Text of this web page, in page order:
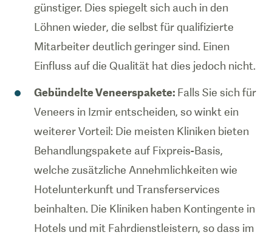
günstiger. Dies spiegelt sich auch in den
Löhnen wieder, die selbst für qualifizierte
Mitarbeiter deutlich geringer sind. Einen
Einfluss auf die Qualität hat dies jedoch nicht.
Gebündelte Veneerspakete: Falls Sie sich für
Veneers in Izmir entscheiden, so winkt ein
weiterer Vorteil: Die meisten Kliniken bieten
Behandlungspakete auf Fixpreis-Basis,
welche zusätzliche Annehmlichkeiten wie
Hotelunterkunft und Transferservices
beinhalten. Die Kliniken haben Kontingente in
Hotels und mit Fahrdienstleistern, so dass im